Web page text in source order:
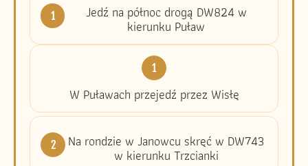
1 Jedź na północ drogą DW824 w
kierunku Puław
1
W Puławach przejedź przez Wisłę
2 Na rondzie w Janowcu skręć w DW743
w kierunku Trzcianki